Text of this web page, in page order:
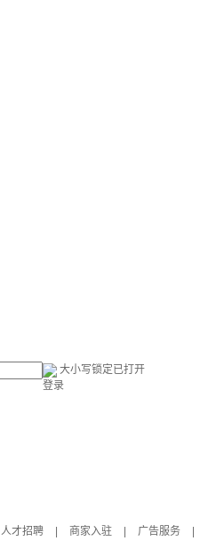
大小写锁定已打开
登录
人才招聘 商家入驻 广告服务